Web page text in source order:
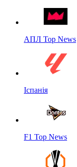
АПЛ Top News
Іспанія
F1 Top News